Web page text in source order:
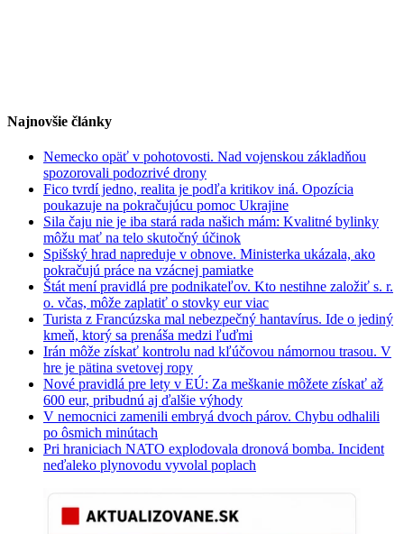
Najnovšie články
Nemecko opäť v pohotovosti. Nad vojenskou základňou
spozorovali podozrivé drony
Fico tvrdí jedno, realita je podľa kritikov iná. Opozícia
poukazuje na pokračujúcu pomoc Ukrajine
Sila čaju nie je iba stará rada našich mám: Kvalitné bylinky
môžu mať na telo skutočný účinok
Spišský hrad napreduje v obnove. Ministerka ukázala, ako
pokračujú práce na vzácnej pamiatke
Štát mení pravidlá pre podnikateľov. Kto nestihne založiť s. r.
o. včas, môže zaplatiť o stovky eur viac
Turista z Francúzska mal nebezpečný hantavírus. Ide o jediný
kmeň, ktorý sa prenáša medzi ľuďmi
Irán môže získať kontrolu nad kľúčovou námornou trasou. V
hre je pätina svetovej ropy
Nové pravidlá pre lety v EÚ: Za meškanie môžete získať až
600 eur, pribudnú aj ďalšie výhody
V nemocnici zamenili embryá dvoch párov. Chybu odhalili
po ôsmich minútach
Pri hraniciach NATO explodovala dronová bomba. Incident
neďaleko plynovodu vyvolal poplach